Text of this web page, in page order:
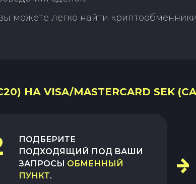
можете легко найти
НА VISA/MASTERCARD SEK
ПОДБЕРИТЕ
ПОДХОДЯЩИЙ ПОД ВАШИ
ЗАПРОСЫ ОБМЕННЫЙ
ПУНКТ.